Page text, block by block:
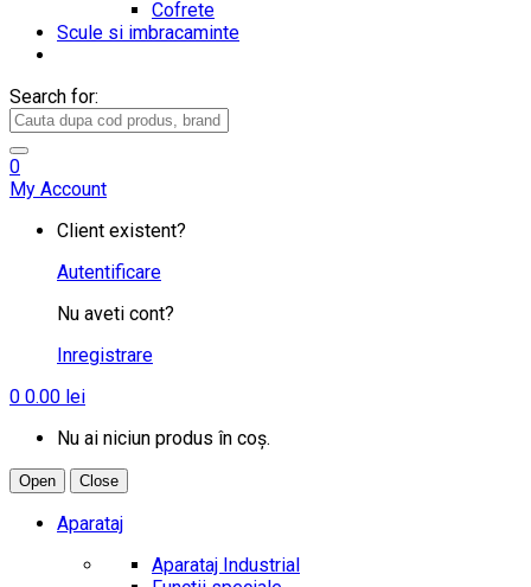
Cofrete
Scule si imbracaminte
Search for:
0
My Account
Client existent?
Autentificare
Nu aveti cont?
Inregistrare
0 0.00 lei
Nu ai niciun produs în coș.
Open Close
Aparataj
Aparataj Industrial